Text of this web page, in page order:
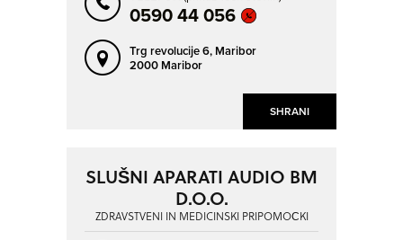
SHRANI
0590 44 056
Trg revolucije 6, Maribor
2000 Maribor
SLUŠNI APARATI AUDIO BM
D.O.O.
ZDRAVSTVENI IN MEDICINSKI PRIPOMOČKI